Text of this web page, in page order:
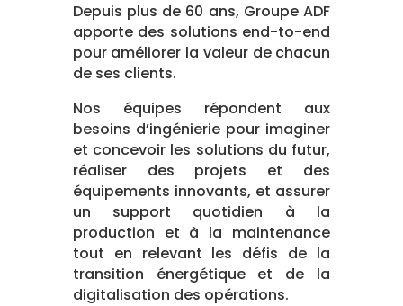
Depuis plus de 60 ans, Groupe ADF
apporte des solutions end-to-end
pour améliorer la valeur de chacun
de ses clients.
Nos équipes répondent aux
besoins d’ingénierie pour imaginer
et concevoir les solutions du futur,
réaliser des projets et des
équipements innovants, et assurer
un support quotidien à la
production et à la maintenance
tout en relevant les défis de la
transition énergétique et de la
digitalisation des opérations.